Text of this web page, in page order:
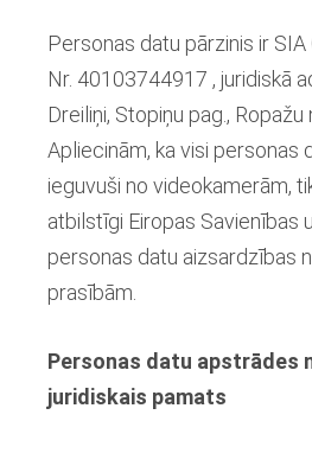
Personas datu pārzinis ir
Nr. 40103744917 , juridiskā
Dreiliņi, Stopiņu pag., Ropažu
Apliecinām, ka visi personas
ieguvuši no videokamerām,
atbilstīgi Eiropas Savienības
personas datu aizsardzības
prasībām.
Personas datu apstrādes
juridiskais pamats